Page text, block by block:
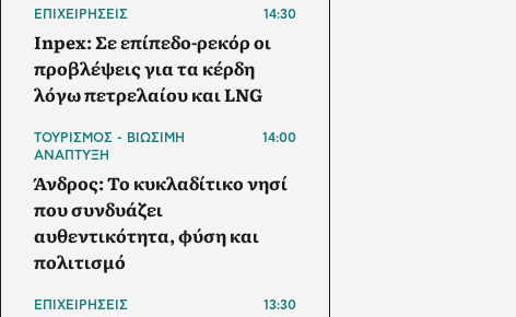
ΕΠΙΧΕΙΡΗΣΕΙΣ 14:30
Inpex: Σε επίπεδο-ρεκόρ οι
προβλέψεις για τα κέρδη
λόγω πετρελαίου και LNG
ΤΟΥΡΙΣΜΟΣ - ΒΙΩΣΙΜΗ
ΑΝΑΠΤΥΞΗ
14:00
Άνδρος: Το κυκλαδίτικο νησί
που συνδυάζει
αυθεντικότητα, φύση και
πολιτισμό
ΕΠΙΧΕΙΡΗΣΕΙΣ 13:30